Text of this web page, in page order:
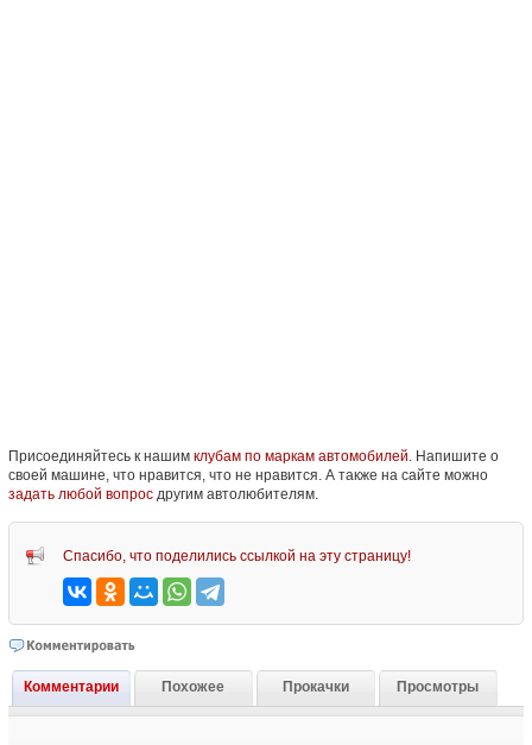
Присоединяйтесь к нашим клубам по маркам автомобилей . Напишите о
своей машине, что нравится, что не нравится. А также на сайте можно
задать любой вопросдругим автолюбителям.
Спасибо, что поделились ссылкой на эту страницу!
Комментарии Похожее Прокачки Просмотры